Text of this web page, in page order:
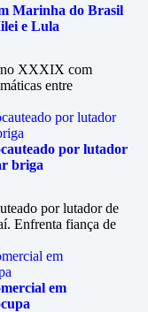
Marinha do Brasil
e Lula
XXXIX com
entre
por lutador
briga
por lutador de
Enfrenta fiança de
em